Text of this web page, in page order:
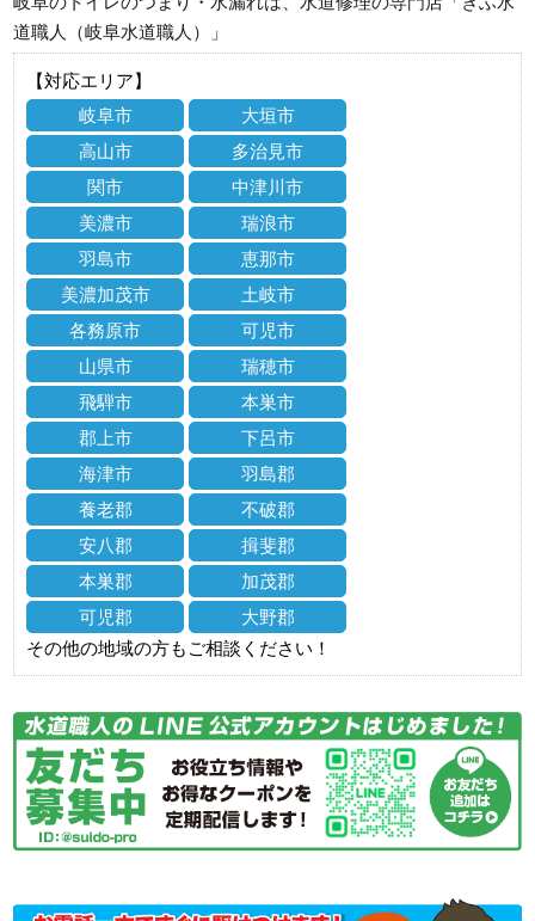
道職人（岐阜水道職人）」
【対応エリア】
岐阜市
大垣市
高山市
多治見市
関市
中津川市
美濃市
瑞浪市
羽島市
恵那市
美濃加茂市
土岐市
各務原市
可児市
山県市
瑞穂市
飛騨市
本巣市
郡上市
下呂市
海津市
羽島郡
養老郡
不破郡
安八郡
揖斐郡
本巣郡
加茂郡
可児郡
大野郡
その他の地域の方もご相談ください！